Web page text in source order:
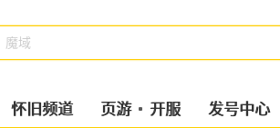
魔域
怀旧频道 页游 开服 发号中心